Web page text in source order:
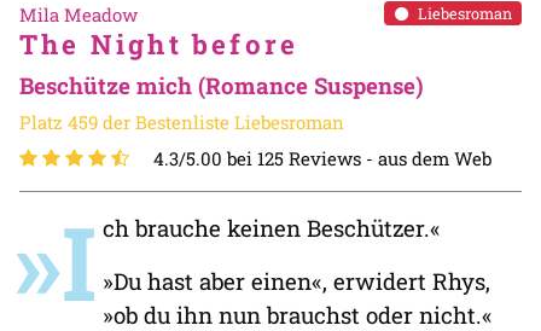
Liebesroman
Mila Meadow
The Night before
Beschütze mich (Romance Suspense)
Platz 459 der Bestenliste Liebesroman
4.3/5.00 bei 125 Reviews - aus dem Web
»I ch brauche keinen Beschützer.«
»Du hast aber einen«, erwidert Rhys,
»ob du ihn nun brauchst oder nicht.«